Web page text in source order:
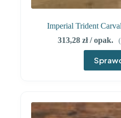
Imperial Trident
313,28 zł/ opak. (